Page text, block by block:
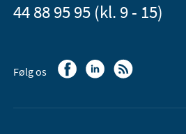
44 88 95 95 (kl. 9 - 15)
Følg os